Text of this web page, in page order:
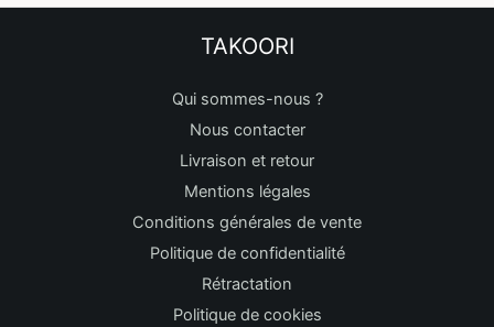
TAKOORI
Qui sommes-nous ?
Nous contacter
Livraison et retour
Mentions légales
Conditions générales de vente
Politique de confidentialité
Rétractation
Politique de cookies